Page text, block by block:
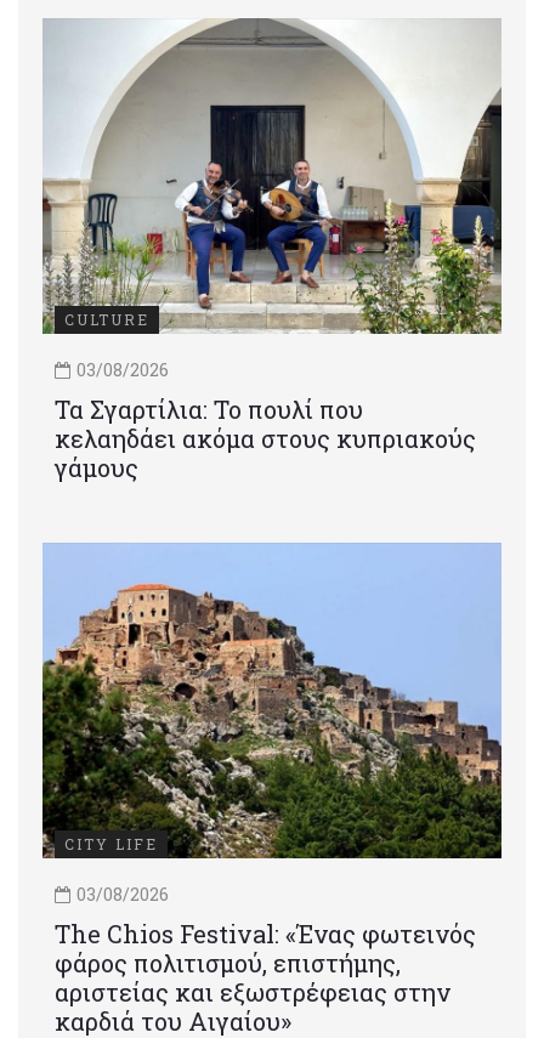
CULTURE
03/08/2026
Τα Σγαρτίλια: Το πουλί που
κελαηδάει ακόμα στους κυπριακούς
γάμους
CITY LIFE
03/08/2026
Τhe Chios Festival: «Ένας φωτεινός
φάρος πολιτισμού, επιστήμης,
αριστείας και εξωστρέφειας στην
καρδιά του Αιγαίου»